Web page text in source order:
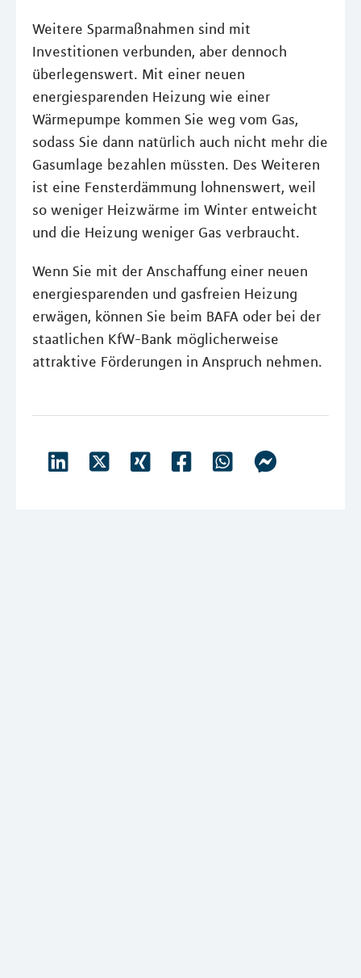
Weitere Sparmaßnahmen sind mit
Investitionen verbunden, aber dennoch
überlegenswert. Mit einer neuen
energiesparenden Heizung wie einer
Wärmepumpe kommen Sie weg vom Gas,
sodass Sie dann natürlich auch nicht mehr die
Gasumlage bezahlen müssten. Des Weiteren
ist eine Fensterdämmung lohnenswert, weil
so weniger Heizwärme im Winter entweicht
und die Heizung weniger Gas verbraucht.
Wenn Sie mit der Anschaffung einer neuen
energiesparenden und gasfreien Heizung
erwägen, können Sie beim BAFA oder bei der
staatlichen KfW-Bank möglicherweise
attraktive Förderungen in Anspruch nehmen.